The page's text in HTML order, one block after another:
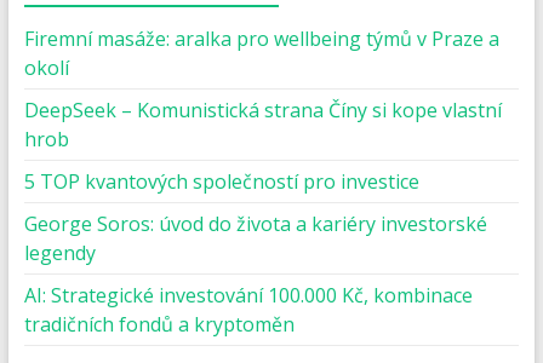
Firemní masáže: aralka pro wellbeing týmů v Praze a
okolí
DeepSeek – Komunistická strana Číny si kope vlastní
hrob
5 TOP kvantových společností pro investice
George Soros: úvod do života a kariéry investorské
legendy
AI: Strategické investování 100.000 Kč, kombinace
tradičních fondů a kryptoměn